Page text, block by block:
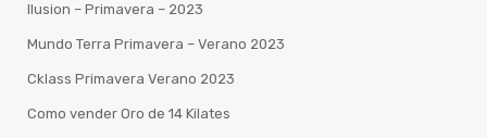
Ilusion – Primavera – 2023
Mundo Terra Primavera – Verano 2023
Cklass Primavera Verano 2023
Como vender Oro de 14 Kilates